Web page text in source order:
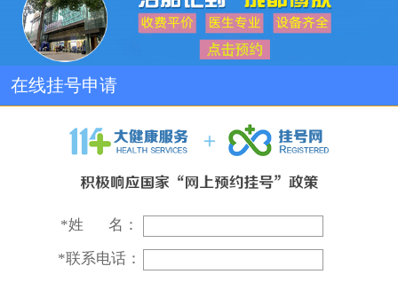
在线挂号申请
*姓 名：
*联系电话：